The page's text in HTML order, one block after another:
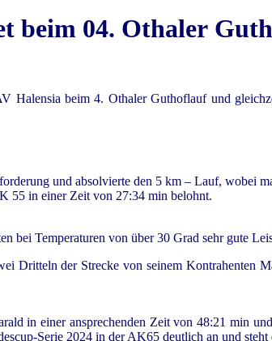
beim 04. Othaler
beim 4. Othaler Guthoflauf und
und absolvierte den 5 km – Lauf, wobei
55 in einer Zeit von 27:34 min belohnt.
bei Temperaturen von über 30 Grad sehr gute
Dritteln der Strecke von seinem Kontrahenten
in einer ansprechenden Zeit von 48:21 min
Serie 2024 in der AK65 deutlich an und steht